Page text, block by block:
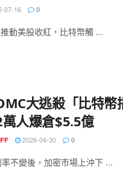
07-16 0
動美股收紅，比特幣觸 ...
大逃殺「比特幣
人爆倉$5.5億
2026-04-30 0
不變後，加密市場上沖下 ...